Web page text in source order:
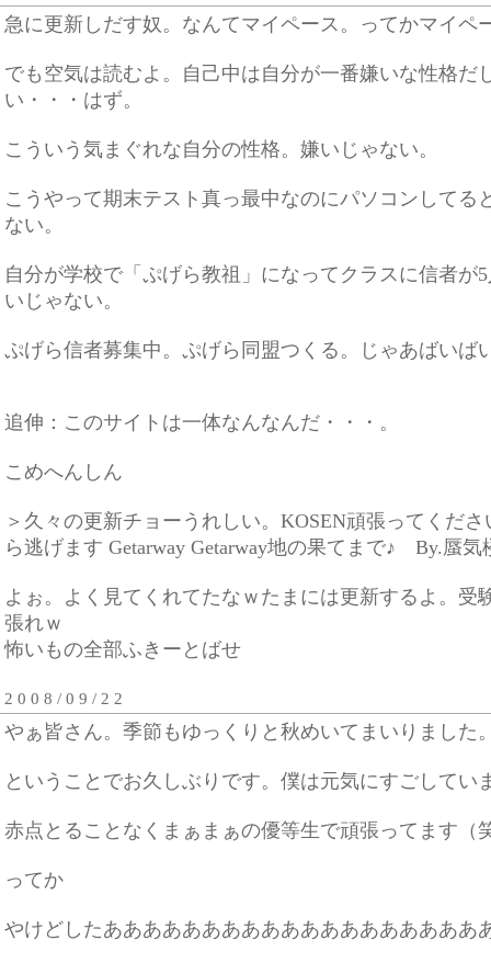
急に更新しだす奴。なんてマイペース。ってかマイペ
でも空気は読むよ。自己中は自分が一番嫌いな性格だ
い・・・はず。
こういう気まぐれな自分の性格。嫌いじゃない。
こうやって期末テスト真っ最中なのにパソコンしてる
ない。
自分が学校で「ぷげら教祖」になってクラスに信者が
いじゃない。
ぷげら信者募集中。ぷげら同盟つくる。じゃあばいば
追伸：このサイトは一体なんなんだ・・・。
こめへんしん
＞久々の更新チョーうれしい。KOSEN頑張ってくだ
ら逃げます Getarway Getarway地の果てまで♪ By.蜃気
よぉ。よく見てくれてたなｗたまには更新するよ。受
張れｗ
怖いもの全部ふきーとばせ
2 0 0 8 / 0 9 / 2 2
やぁ皆さん。季節もゆっくりと秋めいてまいりました
ということでお久しぶりです。僕は元気にすごしてい
赤点とることなくまぁまぁの優等生で頑張ってます（
ってか
やけどしたあああああああああああああああああああ